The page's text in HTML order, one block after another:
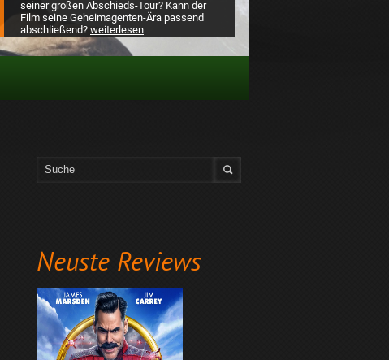
seiner großen Abschieds-Tour? Kann der
Film seine Geheimagenten-Ära passend
abschließend? weiterlesen
Neuste Reviews